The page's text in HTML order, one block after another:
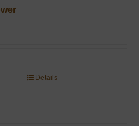
Details